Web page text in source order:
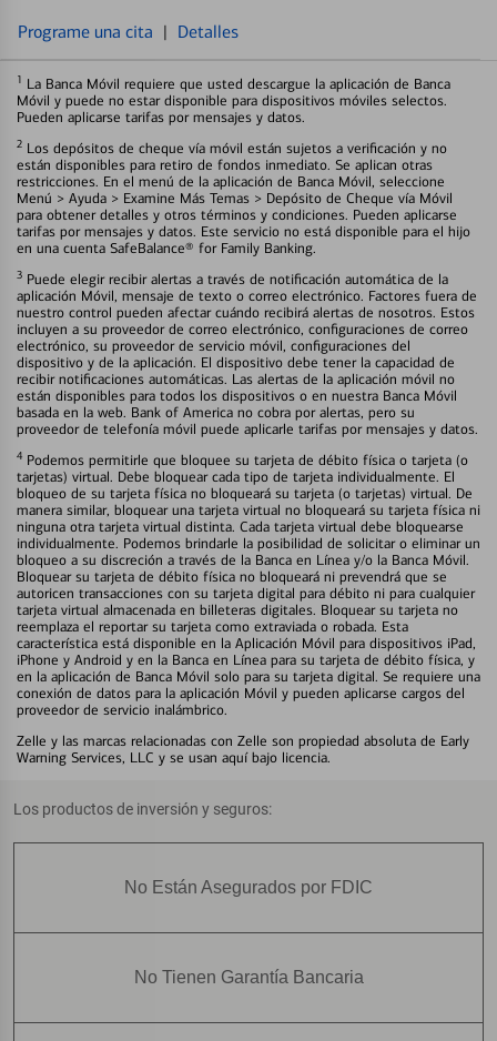
Programe una cita | Detalles
1 La Banca Móvil requiere que usted descargue la aplicación de Banca
Móvil y puede no estar disponible para dispositivos móviles selectos.
Pueden aplicarse tarifas por mensajes y datos.
2 Los depósitos de cheque vía móvil están sujetos a verificación y no
están disponibles para retiro de fondos inmediato. Se aplican otras
restricciones. En el menú de la aplicación de Banca Móvil, seleccione
Menú > Ayuda > Examine Más Temas > Depósito de Cheque vía Móvil
para obtener detalles y otros términos y condiciones. Pueden aplicarse
tarifas por mensajes y datos. Este servicio no está disponible para el hijo
en una cuenta SafeBalance® for Family Banking.
3 Puede elegir recibir alertas a través de notificación automática de la
aplicación Móvil, mensaje de texto o correo electrónico. Factores fuera de
nuestro control pueden afectar cuándo recibirá alertas de nosotros. Estos
incluyen a su proveedor de correo electrónico, configuraciones de correo
electrónico, su proveedor de servicio móvil, configuraciones del
dispositivo y de la aplicación. El dispositivo debe tener la capacidad de
recibir notificaciones automáticas. Las alertas de la aplicación móvil no
están disponibles para todos los dispositivos o en nuestra Banca Móvil
basada en la web. Bank of America no cobra por alertas, pero su
proveedor de telefonía móvil puede aplicarle tarifas por mensajes y datos.
4 Podemos permitirle que bloquee su tarjeta de débito física o tarjeta (o
tarjetas) virtual. Debe bloquear cada tipo de tarjeta individualmente. El
bloqueo de su tarjeta física no bloqueará su tarjeta (o tarjetas) virtual. De
manera similar, bloquear una tarjeta virtual no bloqueará su tarjeta física ni
ninguna otra tarjeta virtual distinta. Cada tarjeta virtual debe bloquearse
individualmente. Podemos brindarle la posibilidad de solicitar o eliminar un
bloqueo a su discreción a través de la Banca en Línea y/o la Banca Móvil.
Bloquear su tarjeta de débito física no bloqueará ni prevendrá que se
autoricen transacciones con su tarjeta digital para débito ni para cualquier
tarjeta virtual almacenada en billeteras digitales. Bloquear su tarjeta no
reemplaza el reportar su tarjeta como extraviada o robada. Esta
característica está disponible en la Aplicación Móvil para dispositivos iPad,
iPhone y Android y en la Banca en Línea para su tarjeta de débito física, y
en la aplicación de Banca Móvil solo para su tarjeta digital. Se requiere una
conexión de datos para la aplicación Móvil y pueden aplicarse cargos del
proveedor de servicio inalámbrico.
Zelle y las marcas relacionadas con Zelle son propiedad absoluta de Early
Warning Services, LLC y se usan aquí bajo licencia.
Los productos de inversión y seguros:
No Están Asegurados por FDIC
No Tienen Garantía Bancaria